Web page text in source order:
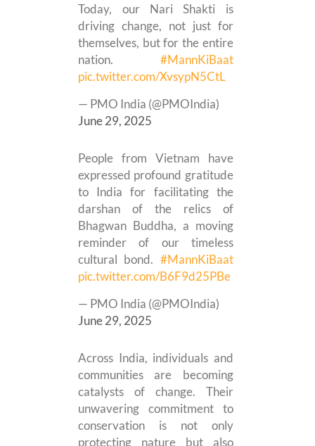
Today, our Nari Shakti is
driving change, not just for
themselves, but for the entire
nation. #MannKiBaat
pic.twitter.com/XvsypN5CtL
— PMO India (@PMOIndia)
June 29, 2025
People from Vietnam have
expressed profound gratitude
to India for facilitating the
darshan of the relics of
Bhagwan Buddha, a moving
reminder of our timeless
cultural bond. #MannKiBaat
pic.twitter.com/B6F9d25PBe
— PMO India (@PMOIndia)
June 29, 2025
Across India, individuals and
communities are becoming
catalysts of change. Their
unwavering commitment to
conservation is not only
protecting nature but also